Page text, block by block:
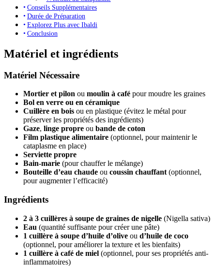
Conseils Supplémentaires
Durée de Préparation
Explorez Plus avec Ibaldi
Conclusion
Matériel et ingrédients
Matériel Nécessaire
Mortier et pilon ou moulin à café pour moudre les graines
Bol en verre ou en céramique
Cuillère en bois ou en plastique (évitez le métal pour
préserver les propriétés des ingrédients)
Gaze, linge propre ou bande de coton
Film plastique alimentaire (optionnel, pour maintenir le
cataplasme en place)
Serviette propre
Bain-marie (pour chauffer le mélange)
Bouteille d’eau chaude ou coussin chauffant (optionnel,
pour augmenter l’efficacité)
Ingrédients
2 à 3 cuillères à soupe de graines de nigelle (Nigella sativa)
Eau (quantité suffisante pour créer une pâte)
1 cuillère à soupe d’huile d’olive ou d’huile de coco
(optionnel, pour améliorer la texture et les bienfaits)
1 cuillère à café de miel (optionnel, pour ses propriétés anti-
inflammatoires)